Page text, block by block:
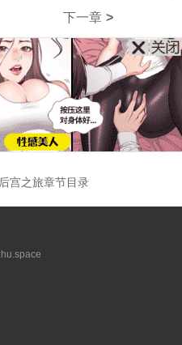
下一章 >
宫之旅章节目录